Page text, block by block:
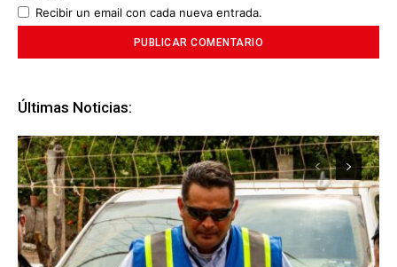
Recibir un email con cada nueva entrada.
Últimas Noticias: